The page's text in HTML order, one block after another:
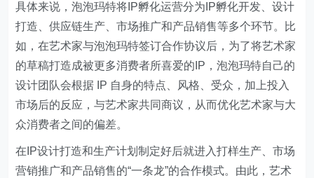
具体来说，泡泡玛特将IP孵化运营分为IP孵化开发、设计
打造、供应链生产、市场推广和产品销售等多个环节。比
如，在艺术家与泡泡玛特签订合作协议后，为了将艺术家
的草稿打造成被更多消费者所喜爱的IP，泡泡玛特自己的
设计团队会根据 IP 自身的特点、风格、受众，加上投入
市场后的反应，与艺术家共同商议，从而优化艺术家与大
众消费者之间的偏差。
在IP设计打造和生产计划制定好后就进入打样生产、市场
营销推广和产品销售的“一条龙”的合作模式。由此，艺术